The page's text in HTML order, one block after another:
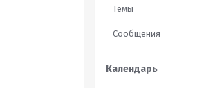
Темы
Сообщения
Календарь